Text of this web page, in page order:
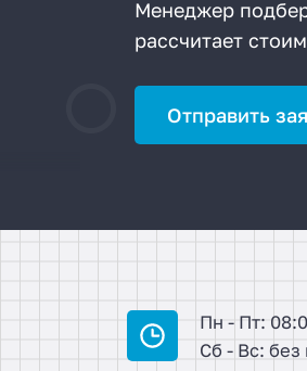
Менеджер
рассчитает
Отправить
Пн - Пт:
Сб - Вс: